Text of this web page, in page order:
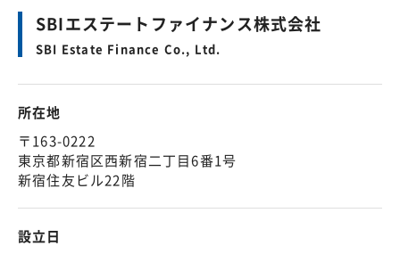
SBIエステートファイナンス株式会社
SBI Estate Finance Co., Ltd.
所在地
〒163-0222
東京都新宿区西新宿二丁目6番1号
新宿住友ビル22階
設立日